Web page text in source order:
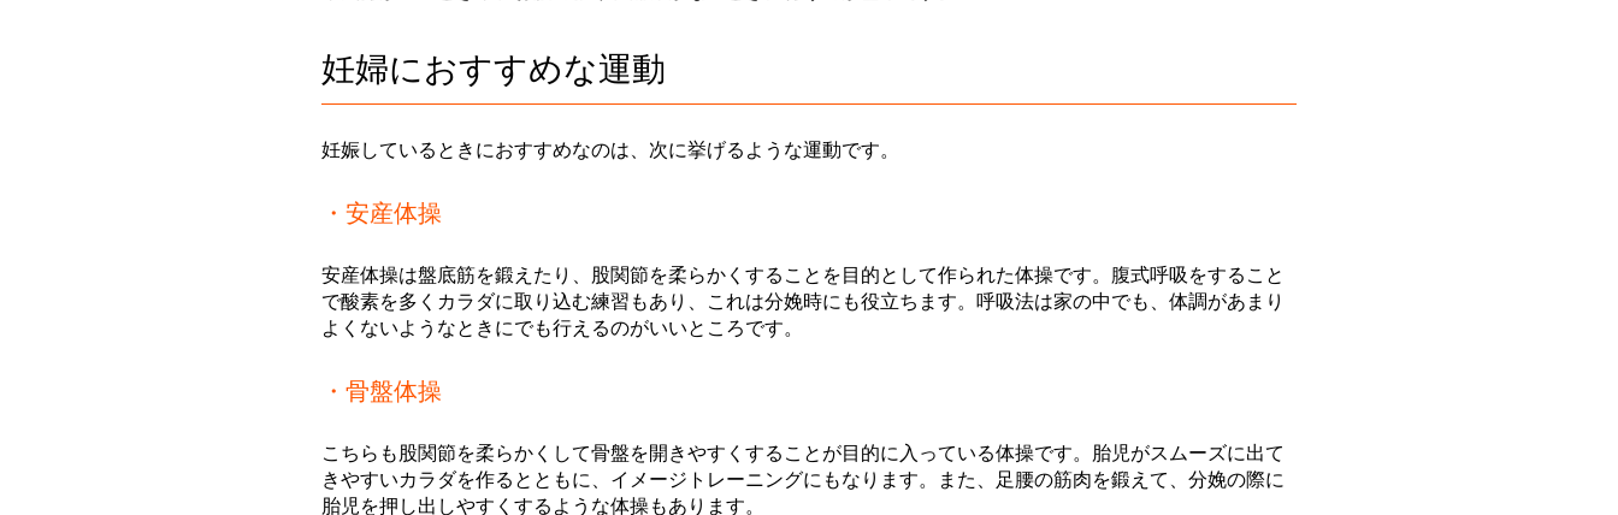
妊婦におすすめな運動
妊娠しているときにおすすめなのは、次に挙げるような運動です。
・安産体操
安産体操は盤底筋を鍛えたり、股関節を柔らかくすることを目的として作られた体操です。腹式呼吸をすること
で酸素を多くカラダに取り込む練習もあり、これは分娩時にも役立ちます。呼吸法は家の中でも、体調があまり
よくないようなときにでも行えるのがいいところです。
・骨盤体操
こちらも股関節を柔らかくして骨盤を開きやすくすることが目的に入っている体操です。胎児がスムーズに出て
きやすいカラダを作るとともに、イメージトレーニングにもなります。また、足腰の筋肉を鍛えて、分娩の際に
胎児を押し出しやすくするような体操もあります。